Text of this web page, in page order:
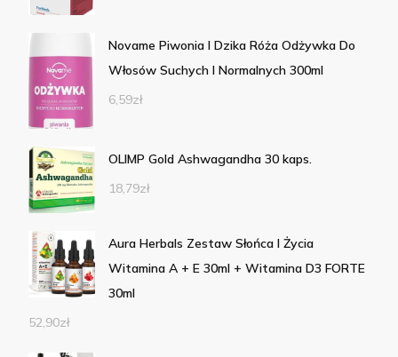
Novame Piwonia I Dzika Róża Odżywka Do
Włosów Suchych I Normalnych 300ml
6,59zł
OLIMP Gold Ashwagandha 30 kaps.
18,79zł
Aura Herbals Zestaw Słońca I Życia
Witamina A + E 30ml + Witamina D3 FORTE
30ml
52,90zł